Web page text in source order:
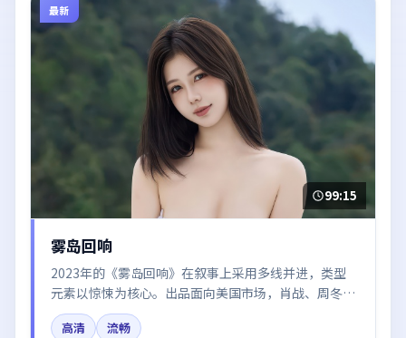
最新
99:15
雾岛回响
2023年的《雾岛回响》在叙事上采用多线并进，类型
元素以惊悚为核心。出品面向美国市场，肖战、周冬
雨、廖凡所饰角色推动关键反转，结尾留白引发讨论。
高清 流畅